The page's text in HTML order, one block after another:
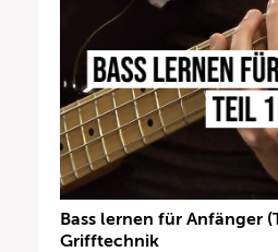
Bass lernen für Anfänger
Grifftechnik